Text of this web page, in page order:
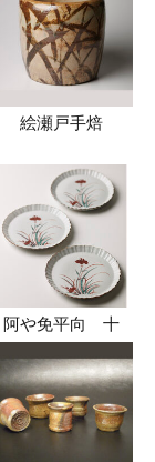
絵瀬戸手焙
阿や免平向 十